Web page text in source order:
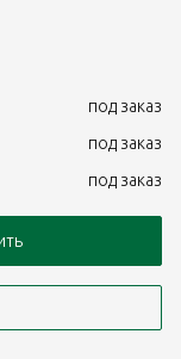
под заказ
под заказ
под заказ